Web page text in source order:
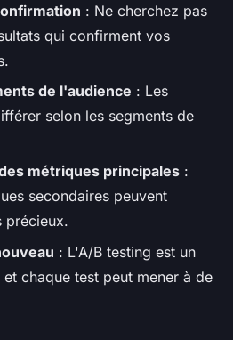
: Ne cherchez pas
qui confirment vos
de l'audience : Les
selon les segments de
métriques principales :
secondaires peuvent
précieux.
: L'A/B testing est un
chaque test peut mener à de